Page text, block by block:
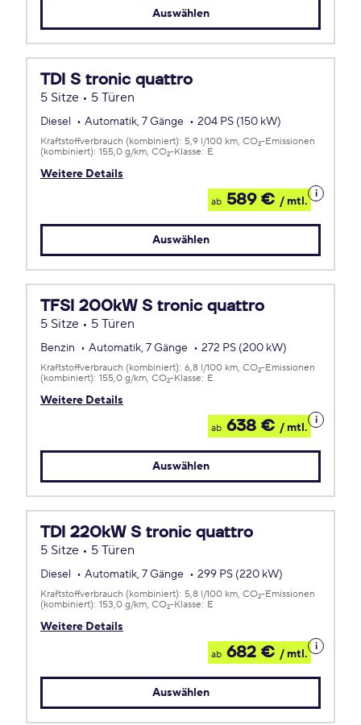
Auswählen
TDI S tronic quattro
5 Sitze • 5 Türen
Diesel Automatik, 7 Gänge 204 PS (150 kW)
Weitere Details
Kraftstoffverbrauch (kombiniert): 5,9 l/100 km CO2-Emissionen
(kombiniert): 155,0 g/km CO2-Klasse: E
ab 589 € / mtl.
Details
zum
Auswählen
TFSI 200kW S tronic quattro
5 Sitze • 5 Türen
Benzin Automatik, 7 Gänge 272 PS (200 kW)
Weitere Details
Kraftstoffverbrauch (kombiniert): 6,8 l/100 km CO2-Emissionen
(kombiniert): 155,0 g/km CO2-Klasse: E
ab 638 € / mtl.
Details
zum
Auswählen
TDI 220kW S tronic quattro
5 Sitze • 5 Türen
Diesel Automatik, 7 Gänge 299 PS (220 kW)
Weitere Details
Kraftstoffverbrauch (kombiniert): 5,8 l/100 km CO2-Emissionen
(kombiniert): 153,0 g/km CO2-Klasse: E
ab 682 € / mtl.
Details
zum
Auswählen